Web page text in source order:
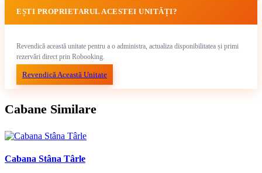
EȘTI PROPRIETARUL ACESTEI UNITĂȚI?
Revendică această unitate pentru a o administra, actualiza disponibilitatea și primi
rezervări direct prin Robooking.
Revendică Această Unitate
Cabane Similare
Cabana Stâna Târle